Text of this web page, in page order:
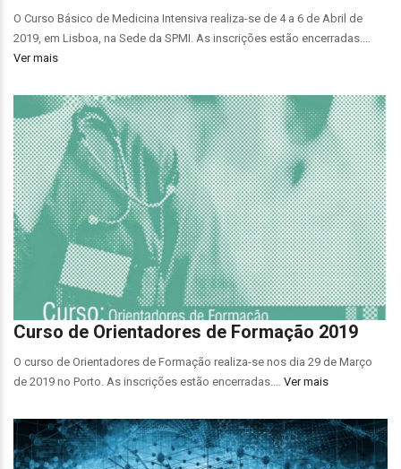
O Curso Básico de Medicina Intensiva realiza-se de 4 a 6 de Abril de
2019, em Lisboa, na Sede da SPMI. As inscrições estão encerradas.…
Ver mais
Curso de Orientadores de Formação 2019
O curso de Orientadores de Formação realiza-se nos dia 29 de Março
de 2019 no Porto. As inscrições estão encerradas.… Ver mais